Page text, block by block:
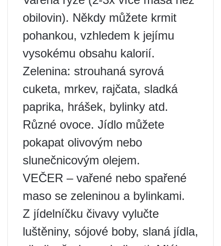
obilovin). Někdy můžete krmit
pohankou, vzhledem k jejímu
vysokému obsahu kalorií.
Zelenina: strouhaná syrová
cuketa, mrkev, rajčata, sladká
paprika, hrášek, bylinky atd.
Různé ovoce. Jídlo můžete
pokapat olivovým nebo
slunečnicovým olejem.
VEČER – vařené nebo spařené
maso se zeleninou a bylinkami.
Z jídelníčku čivavy vylučte
luštěniny, sójové boby, slaná jídla,